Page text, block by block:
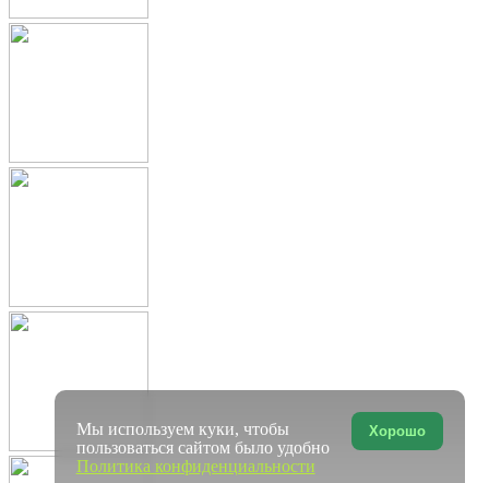
Хорошо
Мы используем куки, чтобы
пользоваться сайтом было удобно
Политика конфиденциальности